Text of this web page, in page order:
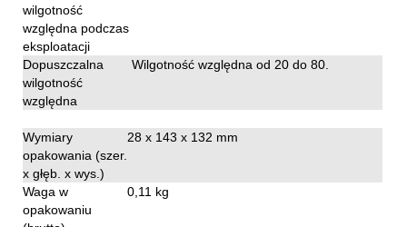
wilgotność
względna podczas
eksploatacji
Dopuszczalna
wilgotność
względna
Wilgotność względna od 20 do 80.
Wymiary
opakowania (szer.
x głęb. x wys.)
28 x 143 x 132 mm
Waga w
opakowaniu
0,11 kg